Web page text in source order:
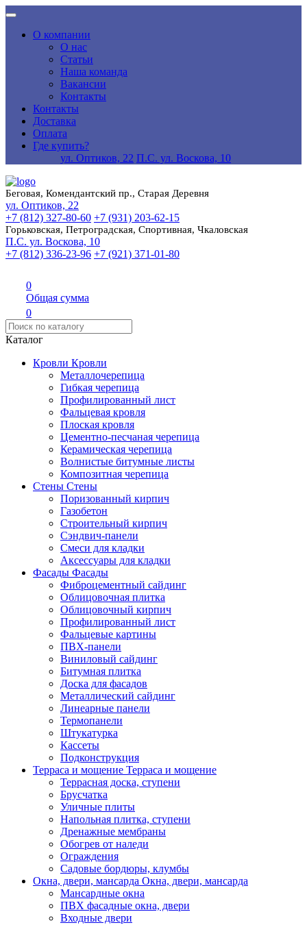
О компании
О нас
Статьи
Наша команда
Вакансии
Контакты
Контакты
Доставка
Оплата
Где купить?
ул. Оптиков, 22 П.С. ул. Воскова, 10
Беговая, Комендантский пр., Старая Деревня
ул. Оптиков, 22
+7 (812) 327-80-60 +7 (931) 203-62-15
Горьковская, Петроградская, Спортивная, Чкаловская
П.С. ул. Воскова, 10
+7 (812) 336-23-96 +7 (921) 371-01-80
0
Общая сумма
0
Каталог
Кровли Кровли
Металлочерепица
Гибкая черепица
Профилированный лист
Фальцевая кровля
Плоская кровля
Цементно-песчаная черепица
Керамическая черепица
Волнистые битумные листы
Композитная черепица
Стены Стены
Поризованный кирпич
Газобетон
Строительный кирпич
Сэндвич-панели
Смеси для кладки
Аксессуары для кладки
Фасады Фасады
Фиброцементный сайдинг
Облицовочная плитка
Облицовочный кирпич
Профилированный лист
Фальцевые картины
ПВХ-панели
Виниловый сайдинг
Битумная плитка
Доска для фасадов
Металлический сайдинг
Линеарные панели
Термопанели
Штукатурка
Кассеты
Подконструкция
Терраса и мощение Терраса и мощение
Террасная доска, ступени
Брусчатка
Уличные плиты
Напольная плитка, ступени
Дренажные мембраны
Обогрев от наледи
Ограждения
Садовые бордюры, клумбы
Окна, двери, мансарда Окна, двери, мансарда
Мансардные окна
ПВХ фасадные окна, двери
Входные двери